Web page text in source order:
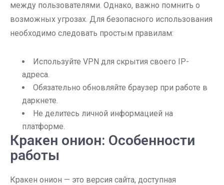
между пользователями. Однако, важно помнить о
возможных угрозах. Для безопасного использования
необходимо следовать простым правилам:
Используйте VPN для скрытия своего IP-
адреса.
Обязательно обновляйте браузер при работе в
даркнете.
Не делитесь личной информацией на
платформе.
Кракен онион: Особенности
работы
Кракен онион — это версия сайта, доступная